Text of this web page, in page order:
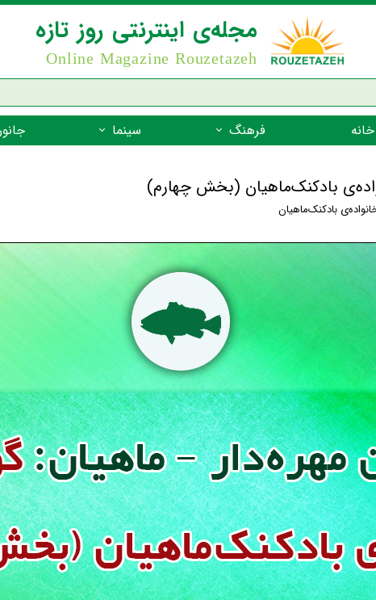
مجله‌ی اینترنتی روز تازه
Online Magazine Rouzetazeh
خانه فرهنگ
نام‌نامه
شعر فارسی
زندگینامه‌ی بزرگان
گفتاورد
سینما
بهترین فیلم‌ها
جانوران
بادکنک‌ماهیان (بخش چهارم)
بادکنک‌ماهیان